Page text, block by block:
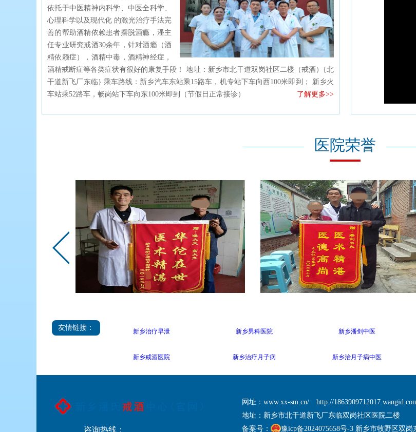
依托于中医精神内科学、中医全科学、
心理科学以及现代化 的激光治疗手法完
善的帮助酒精依赖患者摆脱酒瘾，潘主
任专业研究戒酒30余年，针对酒瘾（酒
精依赖症），酒精中毒，酒精神经症，
酒精戒断症等各类症状有很好的康复手段！ 地址：新乡市北干道双岗社区二楼（戒酒）{北
干道新飞厂东临} 乘车路线：新乡汽车东站乘15路车，机专站下车向西100米即到； 新乡火
车站乘52路车，畅岗站下车向东100米即到（节假日正常接诊）
了解更多>>
医院荣誉
友情链接： 新乡治疗早泄 新乡男科医院 新乡潘剑中医
新乡戒酒医院 新乡治疗月子病 新乡治月子病中医
咨询热线：
网址： www.xx-sm.cn/
http://
地址：新乡市北干道新飞厂东临双岗社区医院二楼
备案号：
豫icp备2024075658号-3 新乡市牧野区双